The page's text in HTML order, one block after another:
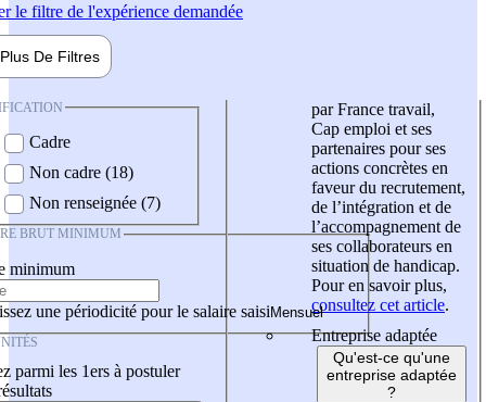
le filtre de l'expérience demandée
Plus De Filtres
Cadre
Non cadre (18)
Non renseignée (7)
BRUT MINIMUM
minimum
une périodicité pour le salaire saisi
parmi les 1ers à postuler
par France travail,
Cap emploi et ses
partenaires pour ses
actions concrètes en
faveur du recrutement,
de l’intégration et de
l’accompagnement de
ses collaborateurs en
situation de handicap.
Pour en savoir plus,
consultez cet article.
Entreprise adaptée
Qu'est-ce qu'une
entreprise adaptée
?